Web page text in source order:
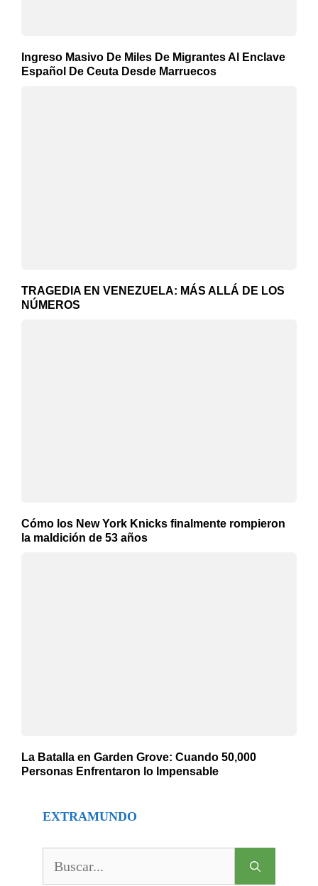
Ingreso Masivo De Miles De Migrantes Al Enclave
Español De Ceuta Desde Marruecos
TRAGEDIA EN VENEZUELA: MÁS ALLÁ DE LOS
NÚMEROS
Cómo los New York Knicks finalmente rompieron
la maldición de 53 años
La Batalla en Garden Grove: Cuando 50,000
Personas Enfrentaron lo Impensable
EXTRAMUNDO